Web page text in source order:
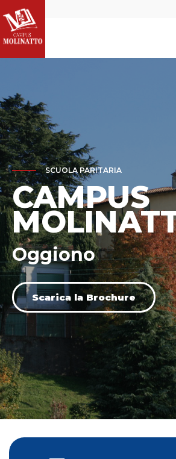
SCUOLA PARITARIA
CAMPUS
Oggiono
Scarica la Brochure